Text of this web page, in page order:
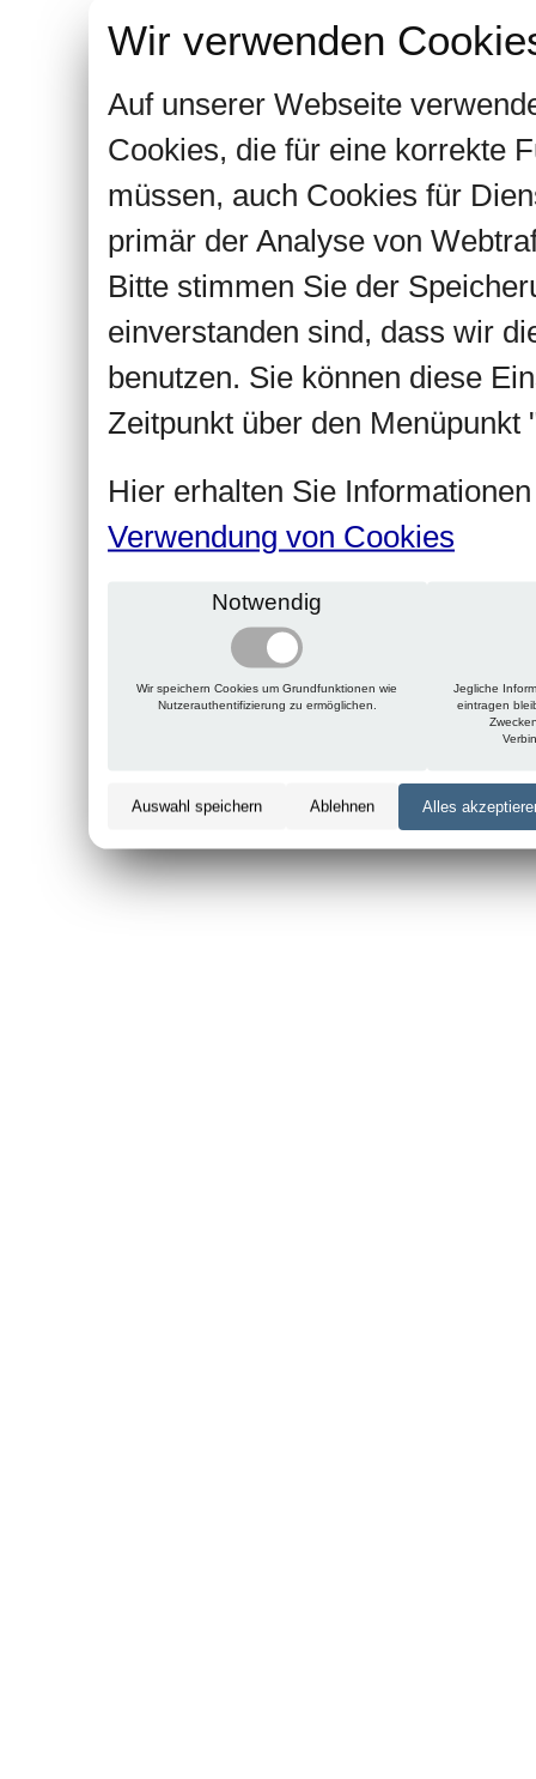
Wir verwenden
Auf unserer Webseite
Cookies, die für eine korrekte
müssen, auch Cookies für
primär der Analyse von
Bitte stimmen Sie der
einverstanden sind, dass wir
benutzen. Sie können diese
Zeitpunkt über den Menüpunkt
Hier erhalten Sie
Verwendung von Cookies
Notwendig
Wir speichern Cookies um Grundfunktionen wie
Nutzerauthentifizierung zu ermöglichen.
Jegliche
eintragen
Auswahl speichern Ablehnen Alles